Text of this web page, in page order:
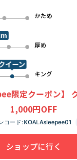
3 かため
4
4 厚め
5
5
イーン
キング
6
限定クーポン】
1,000円OFF
コード: KOALAsleepee01
ショップに行く